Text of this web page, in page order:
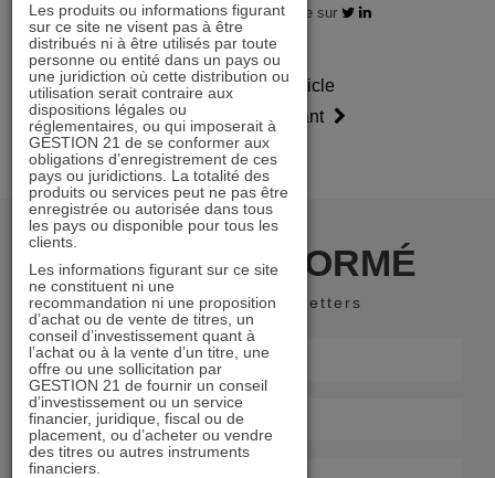
29.11.2024 - Partagez l'article sur
Article
précédent
Article
suivant
RESTER INFORMÉ
Recevoir nos newsletters
Les produits ou informations figurant
sur ce site ne visent pas à être
distribués ni à être utilisés par toute
personne ou entité dans un pays ou
une juridiction où cette distribution ou
utilisation serait contraire aux
dispositions légales ou
réglementaires, ou qui imposerait à
GESTION 21 de se conformer aux
obligations d’enregistrement de ces
pays ou juridictions. La totalité des
produits ou services peut ne pas être
enregistrée ou autorisée dans tous
les pays ou disponible pour tous les
clients.
Les informations figurant sur ce site
ne constituent ni une
recommandation ni une proposition
d’achat ou de vente de titres, un
conseil d’investissement quant à
l’achat ou à la vente d’un titre, une
offre ou une sollicitation par
GESTION 21 de fournir un conseil
d’investissement ou un service
financier, juridique, fiscal ou de
placement, ou d’acheter ou vendre
des titres ou autres instruments
financiers.